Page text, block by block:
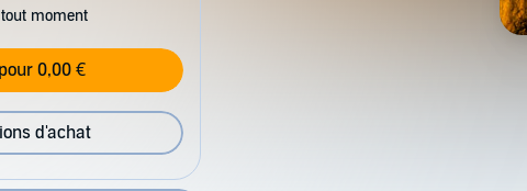
moment
0,00 €
d'achat